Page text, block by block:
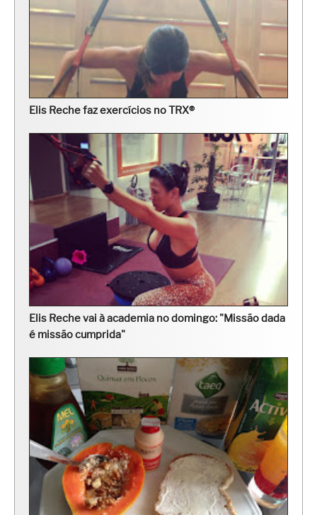
Elis Reche faz exercícios no TRX®
Elis Reche vai à academia no domingo: "Missão dada
é missão cumprida"